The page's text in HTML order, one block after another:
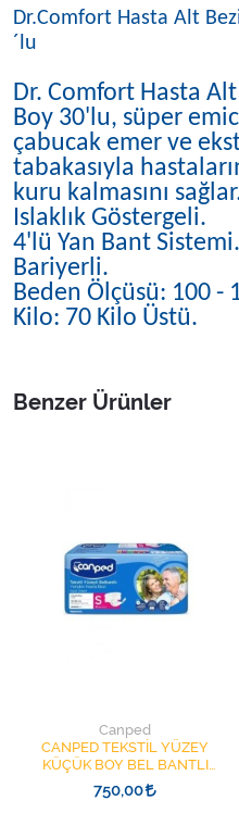
Dr.Comfort Hasta Alt
´lu
Dr. Comfort Hasta
Boy 30'lu, süper
çabucak emer ve
tabakasıyla
kuru kalmasını
Islaklık Göstergeli.
4'lü Yan Bant Sistemi.
Bariyerli.
Beden Ölçüsü: 100 -
Kilo: 70 Kilo Üstü.
Benzer Ürünler
Canped
CANPED TEKSTİL YÜZEY
KÜÇÜK BOY BEL BANTLI
HASTA BEZİ 30'LU S
750,00